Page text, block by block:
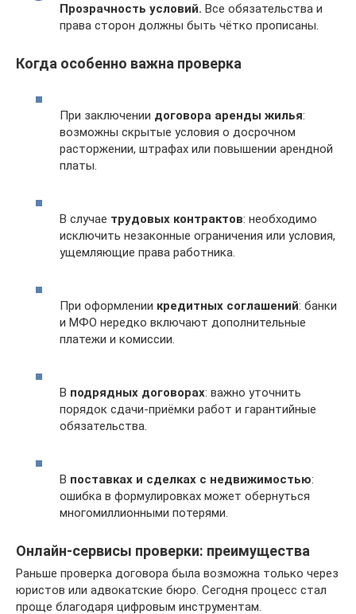
Прозрачность условий. Все обязательства и
права сторон должны быть чётко прописаны.
Когда особенно важна проверка
При заключении договора аренды жилья:
возможны скрытые условия о досрочном
расторжении, штрафах или повышении арендной
платы.
В случае трудовых контрактов: необходимо
исключить незаконные ограничения или условия,
ущемляющие права работника.
При оформлении кредитных соглашений: банки
и МФО нередко включают дополнительные
платежи и комиссии.
В подрядных договорах: важно уточнить
порядок сдачи-приёмки работ и гарантийные
обязательства.
В поставках и сделках с недвижимостью:
ошибка в формулировках может обернуться
многомиллионными потерями.
Онлайн-сервисы проверки: преимущества
Раньше проверка договора была возможна только через
юристов или адвокатские бюро. Сегодня процесс стал
проще благодаря цифровым инструментам.